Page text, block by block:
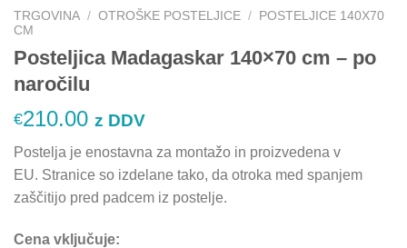
TRGOVINA / OTROŠKE POSTELJICE /
POSTELJICE 140X70
CM
Posteljica Madagaskar 140×70 cm – po
naročilu
€210.00 z DDV
Postelja je enostavna za montažo in proizvedena v
EU. Stranice so izdelane tako, da otroka med spanjem
zaščitijo pred padcem iz postelje.
Cena vključuje: